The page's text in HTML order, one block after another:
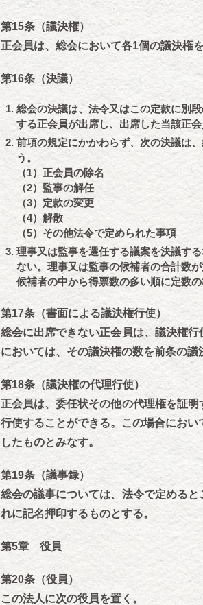
第15条（議決権）
正会員は、総会において各1個の議決権を
第16条（決議）
総会の決議は、法令又はこの定款に別
する正会員が出席し、出席した当該正
前項の規定にかかわらず、次の決議は
う。
（1）正会員の除名
（2）監事の解任
（3）定款の変更
（4）解散
（5）その他法令で定められた事項
理事又は監事を選任する議案を決議す
ない。理事又は監事の候補者の合計数
候補者の中から得票数の多い順に定数
第17条（書面による議決権行使）
総会に出席できない正会員は、議決権
においては、その議決権の数を前条の議
第18条（議決権の代理行使）
正会員は、委任状その他の代理権を証
行使することができる。この場合にお
したものとみなす。
第19条（議事録）
総会の議事については、法令で定める
れに記名押印するものとする。
第5章 役員
第20条（役員）
この法人に次の役員を置く。